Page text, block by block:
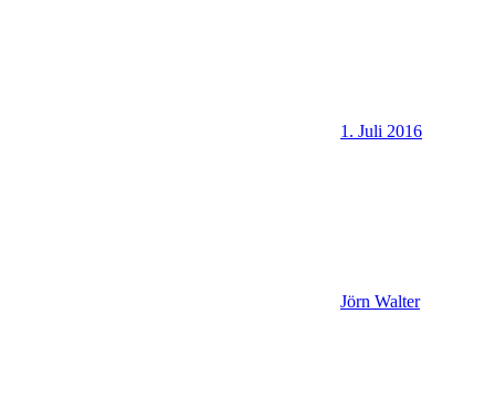
1. Juli 2016
Jörn Walter